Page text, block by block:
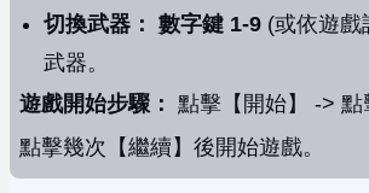
切換武器： 數字鍵 1-9 (或依遊戲
武器。
遊戲開始步驟： 點擊【開始】 ->
點擊幾次【繼續】後開始遊戲。